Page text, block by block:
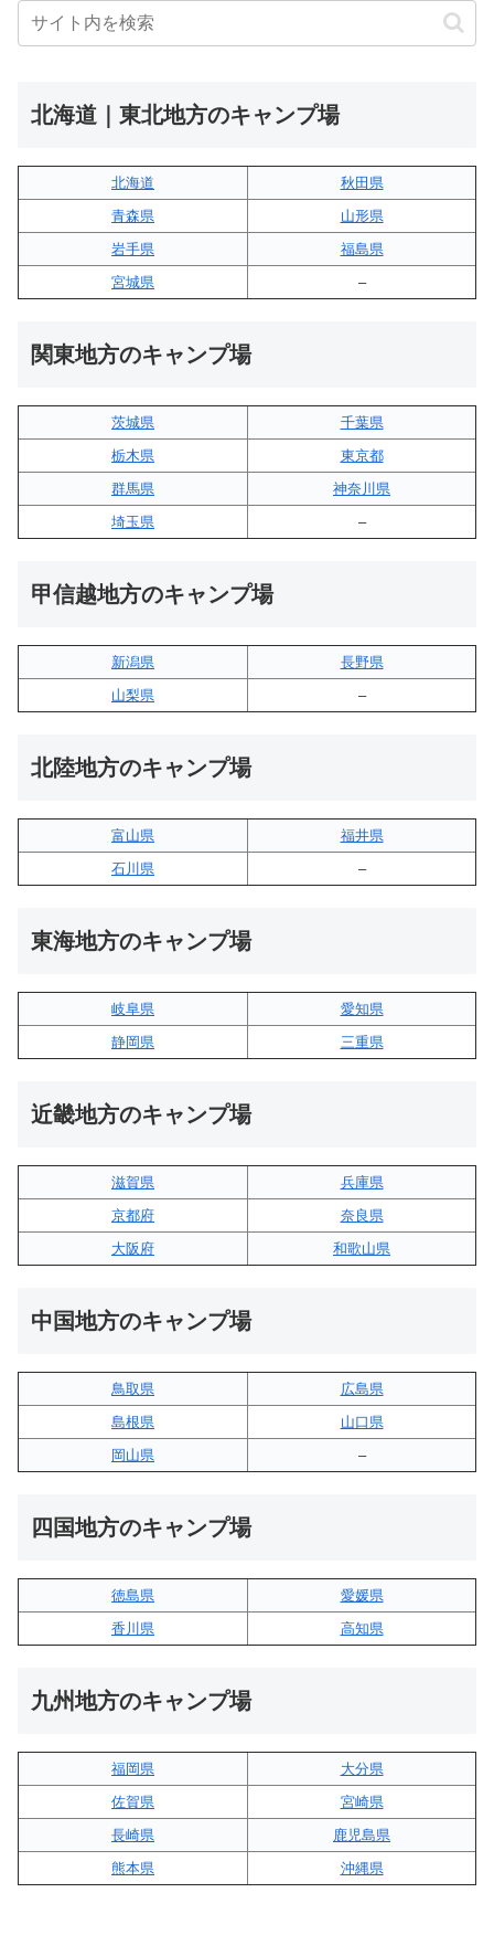
北海道｜東北地方のキャンプ場
北海道
秋田県
青森県
山形県
岩手県
福島県
宮城県
–
関東地方のキャンプ場
茨城県
千葉県
栃木県
東京都
群馬県
神奈川県
埼玉県
–
甲信越地方のキャンプ場
新潟県
長野県
山梨県
–
北陸地方のキャンプ場
富山県
福井県
石川県
–
東海地方のキャンプ場
岐阜県
愛知県
静岡県
三重県
近畿地方のキャンプ場
滋賀県
兵庫県
京都府
奈良県
大阪府
和歌山県
中国地方のキャンプ場
鳥取県
広島県
島根県
山口県
岡山県
–
四国地方のキャンプ場
徳島県
愛媛県
香川県
高知県
九州地方のキャンプ場
福岡県
大分県
佐賀県
宮崎県
長崎県
鹿児島県
熊本県
沖縄県